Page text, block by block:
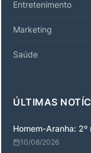
Entretenimento
Marketing
Saúde
ÚLTIMAS
Homem-Aranha:
10/08/2026